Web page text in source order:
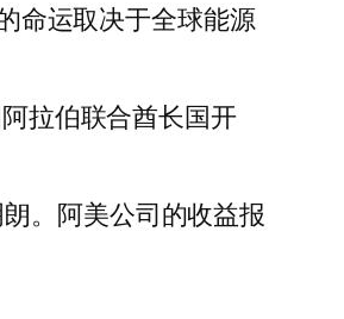
命运取决于全球能源
拉伯联合酋长国开
。阿美公司的收益报